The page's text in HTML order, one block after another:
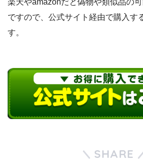
ですので、公式サイト経由で購入す
す。
SHARE